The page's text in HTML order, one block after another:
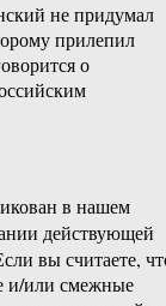
не придумал
прилепил
о
в нашем
действующей
вы считаете,
и/или смежные